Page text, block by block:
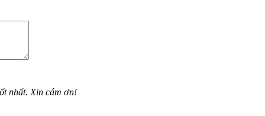
nhất. Xin cám ơn!